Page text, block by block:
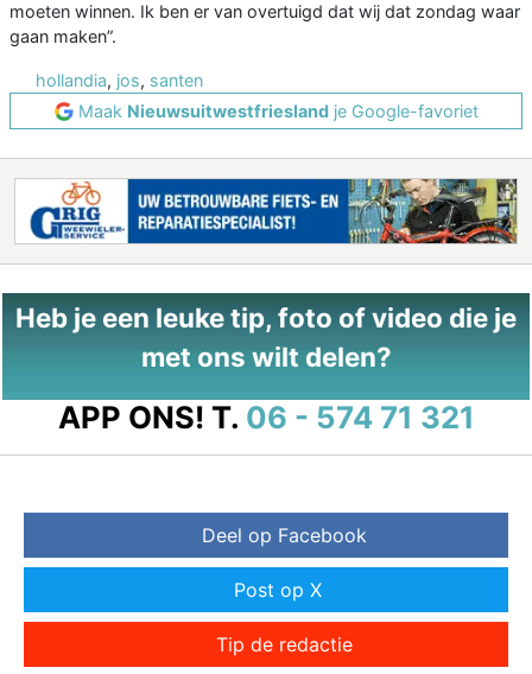
moeten winnen. Ik ben er van overtuigd dat wij dat zondag waar
gaan maken”.
hollandia, jos, santen
Maak Nieuwsuitwestfrieslandje Google-favoriet
Heb je een leuke tip, foto of video die je
met ons wilt delen?
APP ONS! T. 06 - 574 71 321
Deel op Facebook
Post op X
Tip de redactie